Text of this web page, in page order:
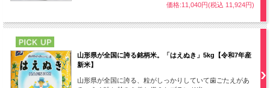
価格:11,040円(税込 11,924円)
山形県が全国に誇る銘柄米。「はえぬき」5kg【令和7年産
新米】
山形県が全国に誇る、粒がしっかりしていて歯ごたえがあ